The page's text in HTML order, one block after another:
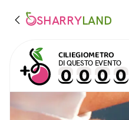
SHARRYLAND
CILIEGIOMETRO
DI QUESTO EVENTO